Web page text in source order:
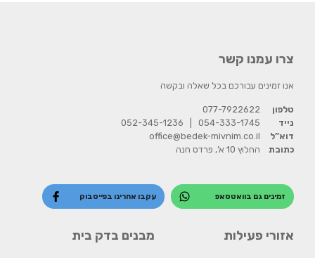
צרו עמנו קשר
אנו זמינים עבורכם בכל שאלה ובקשה
טלפון
077-7922622
נייד
054-333-1745
052-345-1236
דוא”ל
office@bedek-mivnim.co.il
כתובת
החלוץ 10 א’, פרדס חנה
זמינים גם בוואטסאפ עקבו אחרינו בפייסבוק
אזורי פעילות מבנים בדק בית